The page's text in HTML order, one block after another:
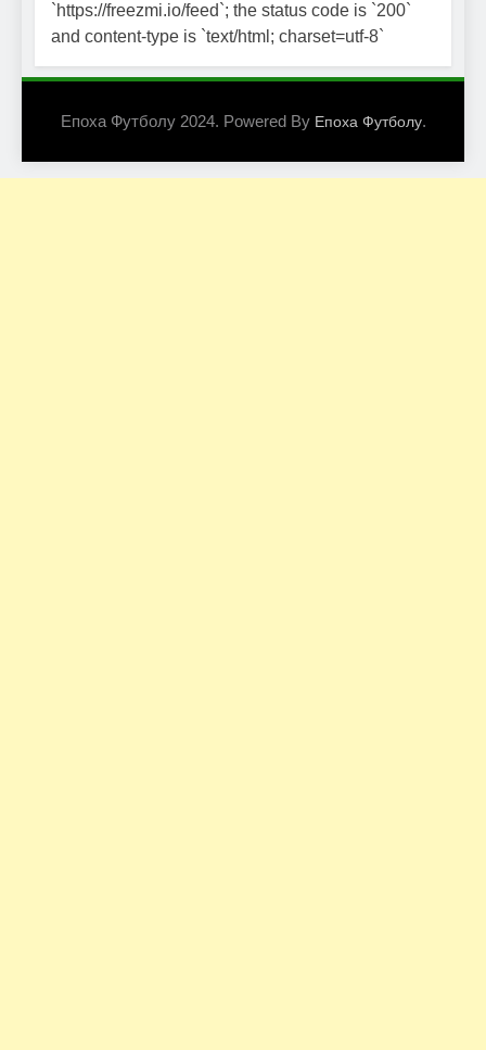
`https://freezmi.io/feed`; the status code is `200`
and content-type is `text/html; charset=utf-8`
Епоха Футболу 2024. Powered By Епоха Футболу.